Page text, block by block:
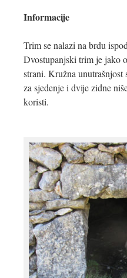
Informacije
Trim se nalazi na brdu
Dvostupanjski trim je jako
strani. Kružna unutrašnjost
za sjedenje i dvije zidne
koristi.